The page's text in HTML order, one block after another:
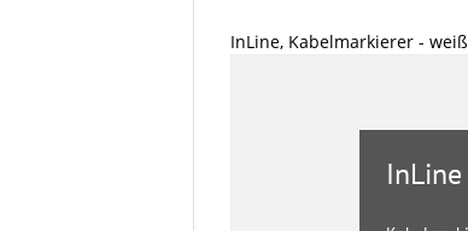
InLine, Kabelmarkierer - weiß